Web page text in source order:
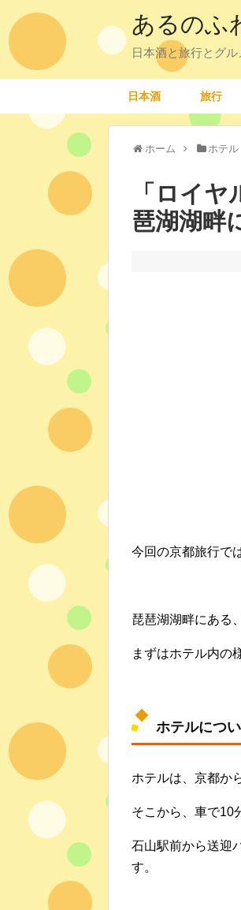
あるのふ
日本酒と旅行とグル
日本酒 旅行
ホーム ホテル
「ロイ
琶湖湖畔
今回の京都旅行で
琵琶湖湖畔にある
まずはホテル内の
ホテルにつ
ホテルは、京都か
そこから、車で10
石山駅前から送迎
す。